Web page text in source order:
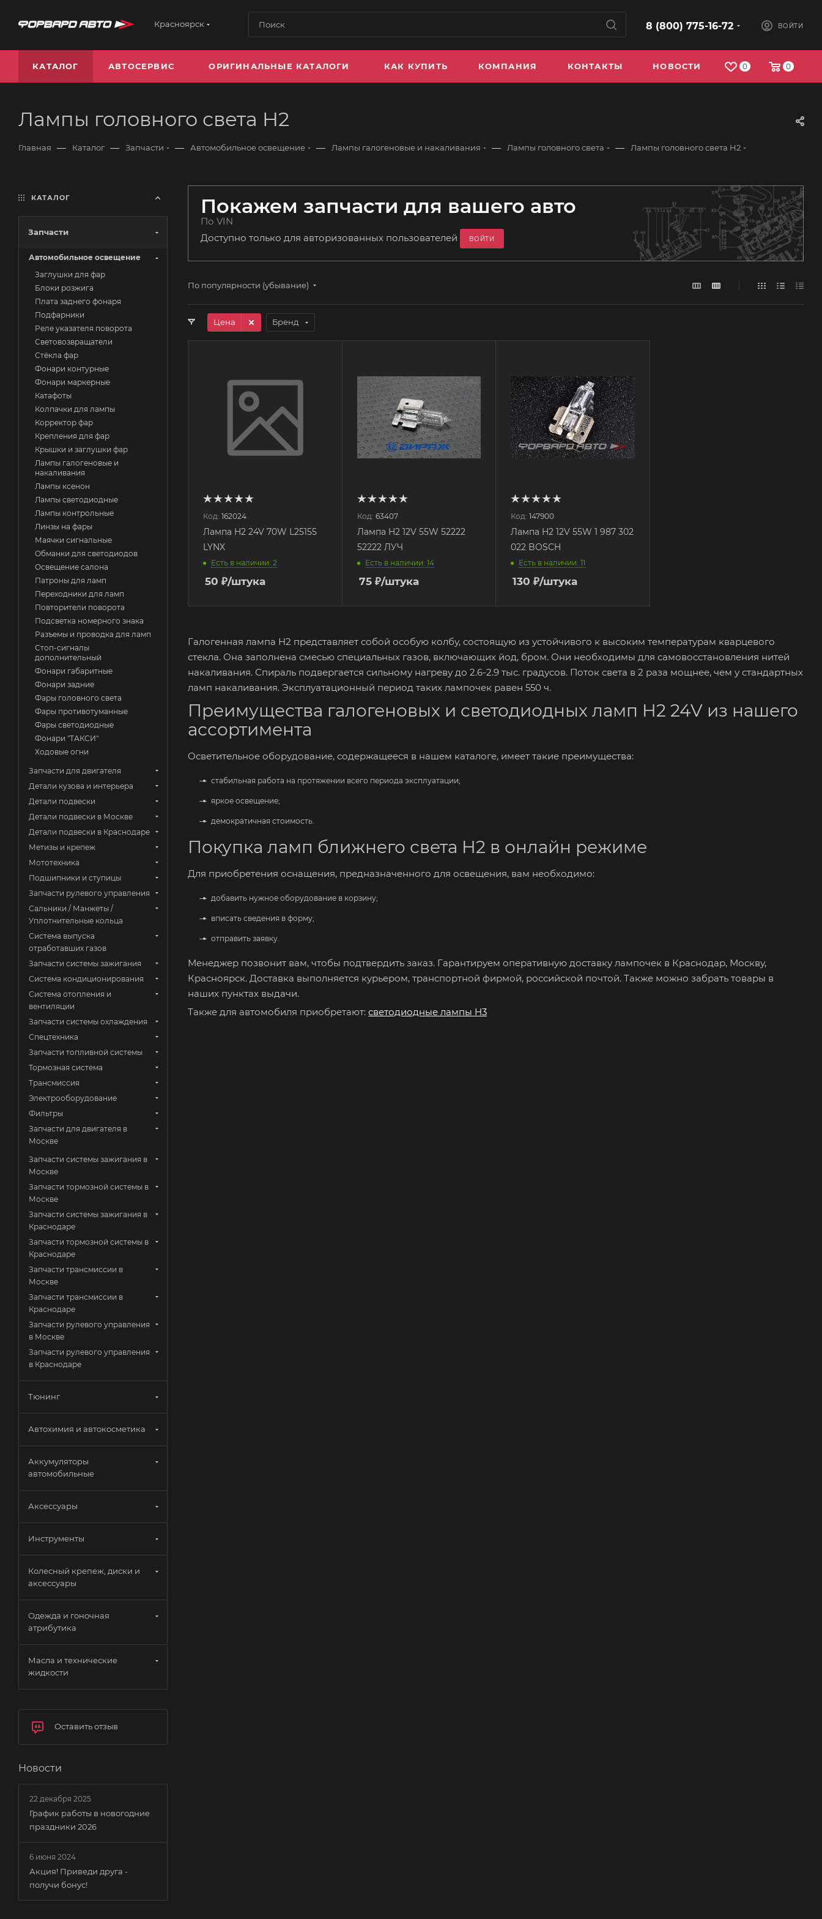
Красноярск 8 (800) 775-16-72 ВОЙТИ
0 0
КАТАЛОГ АВТОСЕРВИС ОРИГИНАЛЬНЫЕ КАТАЛОГИ КАК КУПИТЬ КОМПАНИЯ КОНТАКТЫ НОВОСТИ
Лампы головного света H2
Главная — Каталог — Запчасти — Автомобильное освещение — Лампы галогеновые и накаливания — Лампы головного света — Лампы головного света H2
Покажем запчасти для вашего авто
По VIN
Доступно только для авторизованных пользователей
ВОЙТИ
По популярности (убывание)
Цена Бренд
Код: 162024
Лампа H2 24V 70W L25155
LYNX
Есть в наличии: 2
50 ₽/штука
Код: 63407
Лампа H2 12V 55W 52222
52222 ЛУЧ
Есть в наличии: 14
75₽/штука
Код: 147900
Лампа H2 12V 55W 1 987 302
022 BOSCH
Есть в наличии: 11
130 ₽/штука
Галогенная лампа H2 представляет собой особую колбу, состоящую из устойчивого к высоким температурам кварцевого
стекла. Она заполнена смесью специальных газов, включающих йод, бром. Они необходимы для самовосстановления нитей
накаливания. Спираль подвергается сильному нагреву до 2.6-2.9 тыс. градусов. Поток света в 2 раза мощнее, чем у стандартных
ламп накаливания. Эксплуатационный период таких лампочек равен 550 ч.
Преимущества галогеновых и светодиодных ламп H2 24V из нашего
ассортимента
Осветительное оборудование, содержащееся в нашем каталоге, имеет такие преимущества:
стабильная работа на протяжении всего периода эксплуатации;
яркое освещение;
демократичная стоимость.
Покупка ламп ближнего света H2 в онлайн режиме
Для приобретения оснащения, предназначенного для освещения, вам необходимо:
добавить нужное оборудование в корзину;
вписать сведения в форму;
отправить заявку.
Менеджер позвонит вам, чтобы подтвердить заказ. Гарантируем оперативную доставку лампочек в Краснодар, Москву,
Красноярск. Доставка выполняется курьером, транспортной фирмой, российской почтой. Также можно забрать товары в
наших пунктах выдачи.
Также для автомобиля приобретают: светодиодные лампы H3
КАТАЛОГ
Запчасти
Автомобильное освещение
Заглушки для фар
Блоки розжига
Плата заднего фонаря
Подфарники
Реле указателя поворота
Световозвращатели
Стёкла фар
Фонари контурные
Фонари маркерные
Катафоты
Колпачки для лампы
Корректор фар
Крепления для фар
Крышки и заглушки фар
Лампы галогеновые и
накаливания
Лампы ксенон
Лампы светодиодные
Лампы контрольные
Линзы на фары
Маячки сигнальные
Обманки для светодиодов
Освещение салона
Патроны для ламп
Переходники для ламп
Повторители поворота
Подсветка номерного знака
Разъемы и проводка для ламп
Стоп-сигналы
дополнительный
Фонари габаритные
Фонари задние
Фары головного света
Фары противотуманные
Фары светодиодные
Фонари "ТАКСИ"
Ходовые огни
Запчасти для двигателя
Детали кузова и интерьера
Детали подвески
Детали подвески в Москве
Детали подвески в Краснодаре
Метизы и крепеж
Мототехника
Подшипники и ступицы
Запчасти рулевого управления
Сальники / Манжеты /
Уплотнительные кольца
Система выпуска
отработавших газов
Запчасти системы зажигания
Система кондиционирования
Система отопления и
вентиляции
Запчасти системы охлаждения
Спецтехника
Запчасти топливной системы
Тормозная система
Трансмиссия
Электрооборудование
Фильтры
Запчасти для двигателя в
Москве
Запчасти системы зажигания в
Москве
Запчасти тормозной системы в
Москве
Запчасти системы зажигания в
Краснодаре
Запчасти тормозной системы в
Краснодаре
Запчасти трансмиссии в
Москве
Запчасти трансмиссии в
Краснодаре
Запчасти рулевого управления
в Москве
Запчасти рулевого управления
в Краснодаре
Тюнинг
Автохимия и автокосметика
Аккумуляторы
автомобильные
Аксессуары
Инструменты
Колесный крепеж, диски и
аксессуары
Одежда и гоночная
атрибутика
Масла и технические
жидкости
Оставить отзыв
Новости
22 декабря 2025
График работы в новогодние
праздники 2026
6 июня 2024
Акция! Приведи друга -
получи бонус!